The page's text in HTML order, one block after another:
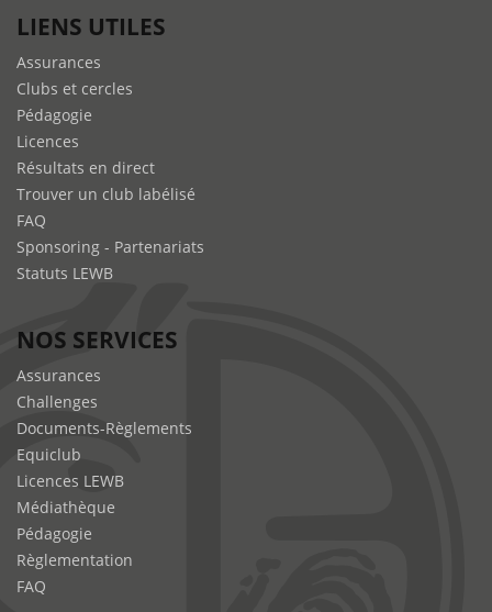
LIENS UTILES
Assurances
Clubs et cercles
Pédagogie
Licences
Résultats en direct
Trouver un club labélisé
FAQ
Sponsoring - Partenariats
Statuts LEWB
NOS SERVICES
Assurances
Challenges
Documents-Règlements
Equiclub
Licences LEWB
Médiathèque
Pédagogie
Règlementation
FAQ